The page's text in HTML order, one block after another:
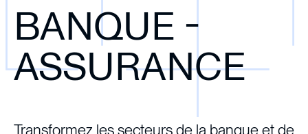
BANQUE -
ASSURANCE
Transformez les secteurs de la banque et de